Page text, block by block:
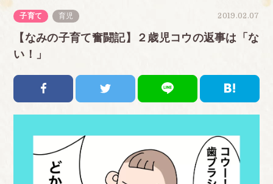
2019.02.07
子育て 育児
【なみの子育て奮闘記】２歳児コウの返事は「な
い！」